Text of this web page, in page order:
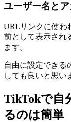
ユーザー名と
URLリンクに使わ
前として表示され
ます。
自由に設定できる
しても良いと思い
TikTokで自
るのは簡単